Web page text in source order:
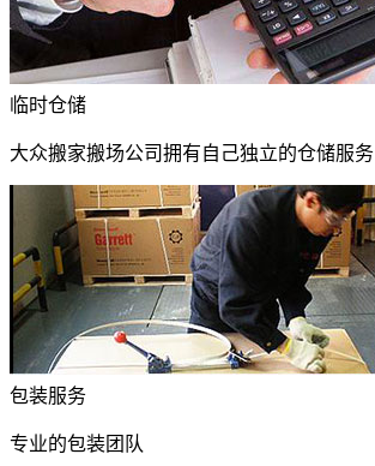
临时仓储
大众搬家搬场公司拥有自己独立的仓储服务
包装服务
专业的包装团队